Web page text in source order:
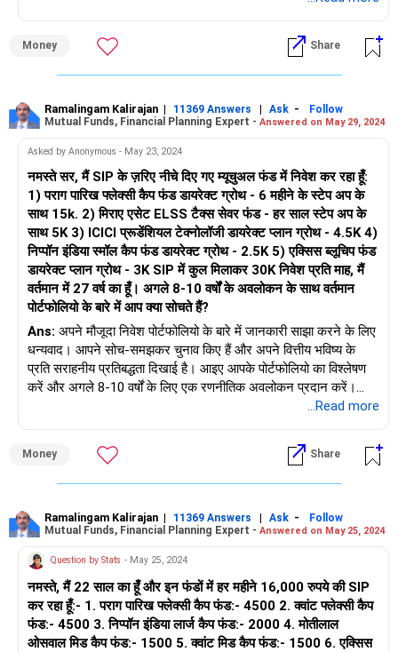
अपने वर्तमान म्यूचुअल फंड निवेश के प्रदर्शन की समीक्षा करना आवश्यक है कि
वे आपके वित्तीय लक्ष्यों और जोखिम सहनशीलता के अनुरूप हैं। फंड प्रदर्शन,
व्यय अनुपात, फंड मैनेजर ट्रैक रिकॉर्ड और पोर्टफोलियो विविधीकरण जैसे
ईएलएसएस फंड: ईएलएसएस (इक्विटी लिंक्ड सेविंग स्कीम) फंड दीर्घकालिक
पूंजी प्रशंसा की संभावना के साथ-साथ आयकर अधिनियम की धारा 80 सी के
तहत कर लाभ प्रदान करते हैं। चूंकि आप कई ईएलएसएस फंडों में निवेश कर
रहे हैं, इसलिए सुनिश्चित करें कि उनके प्रदर्शन का लगातार ट्रैक रिकॉर्ड हो
और उनका प्रबंधन अनुभवी फंड मैनेजरों द्वारा किया जाए।
सेक्टोरल फंड: आदित्य बिड़ला सन लाइफ डिजिटल इंडिया फंड और
आईसीआईसीआई प्रूडेंशियल टेक्नोलॉजी फंड जैसे फंड विशिष्ट क्षेत्रों
(डिजिटल/प्रौद्योगिकी) में निवेश करते हैं। हालांकि ये फंड उच्च विकास क्षमता
प्रदान कर सकते हैं, लेकिन सेक्टर-विशिष्ट अस्थिरता के कारण इनमें जोखिम
भी अधिक होता है। इन फंडों की बारीकी से निगरानी करना सुनिश्चित करें और
रिटर्न में उतार-चढ़ाव के लिए तैयार रहें।
स्मॉल कैप फंड: निप्पॉन इंडिया स्मॉल कैप फंड स्मॉल-कैप शेयरों में निवेश करता
है, जिनमें उच्च रिटर्न की क्षमता होती है लेकिन ये अधिक अस्थिर भी होते हैं।
स्मॉल-कैप फंडों से जुड़े जोखिम को देखते हुए, सुनिश्चित करें कि वे आपकी
भविष्य में एसआईपी में वृद्धि: समय के साथ धन संचय में तेजी लाने के लिए अपनी
एसआईपी राशि को बढ़ाना एक विवेकपूर्ण कदम है। नए फंड जोड़ने या मौजूदा
जोखिम जोखिम का आकलन करें।
नए फंड पर विचार: पराग पारिख फ्लेक्सी कैप फंड विभिन्न मार्केट कैप और
क्षेत्रों में अपने विविध निवेश दृष्टिकोण के लिए जाना जाता है, जो इसे
दीर्घकालिक धन सृजन के लिए उपयुक्त बनाता है। क्वांट स्मॉल कैप फंड
स्मॉल-कैप शेयरों पर ध्यान केंद्रित करता है और आपके मौजूदा स्मॉल-कैप
आवंटन को पूरक कर सकता है।
Money Share
Ramalingam Kalirajan | 11369 Answers | Ask -
Follow
Mutual Funds, Financial Planning Expert - Answered on May 29, 2024
Asked by Anonymous - May 23, 2024
नमस्ते सर, मैं SIP के ज़रिए नीचे दिए गए म्यूचुअल फंड में निवेश कर रहा हूँ:
1) पराग पारिख फ्लेक्सी कैप फंड डायरेक्ट ग्रोथ - 6 महीने के स्टेप अप के
साथ 15k. 2) मिराए एसेट ELSS टैक्स सेवर फंड - हर साल स्टेप अप के
साथ 5K 3) ICICI प्रूडेंशियल टेक्नोलॉजी डायरेक्ट प्लान ग्रोथ - 4.5K 4)
निप्पॉन इंडिया स्मॉल कैप फंड डायरेक्ट ग्रोथ - 2.5K 5) एक्सिस ब्लूचिप फंड
डायरेक्ट प्लान ग्रोथ - 3K SIP में कुल मिलाकर 30K निवेश प्रति माह, मैं
वर्तमान में 27 वर्ष का हूँ। अगले 8-10 वर्षों के अवलोकन के साथ वर्तमान
पोर्टफोलियो के बारे में आप क्या सोचते हैं?
Ans: अपने मौजूदा निवेश पोर्टफोलियो के बारे में जानकारी साझा करने के लिए
धन्यवाद। आपने सोच-समझकर चुनाव किए हैं और अपने वित्तीय भविष्य के
प्रति सराहनीय प्रतिबद्धता दिखाई है। आइए आपके पोर्टफोलियो का विश्लेषण
करें और अगले 8-10 वर्षों के लिए एक रणनीतिक अवलोकन प्रदान करें।
आप पाँच म्यूचुअल फंड में हर महीने 30,000 रुपये का निवेश कर रहे हैं। यह
विविधीकरण लाभदायक है और धन निर्माण के लिए एक सक्रिय दृष्टिकोण
दर्शाता है। प्रत्येक फंड एक अद्वितीय उद्देश्य प्रदान करता है, जो एक संतुलित
पोर्टफोलियो घटक और उनकी भूमिकाएँ
1. फ्लेक्सी कैप फंड
फ्लेक्सी कैप फंड बाजार पूंजीकरण में निवेश करते हैं, लचीलापन प्रदान करते
हैं। यह फंड विकास क्षमता प्रदान करता है और विविधीकरण के माध्यम से
जोखिम को कम करता है। हर छह महीने में अपने निवेश को बढ़ाना एक
अनुशासित दृष्टिकोण दिखाता है।
...Read more
Money Share
Ramalingam Kalirajan | 11369 Answers | Ask -
Follow
Mutual Funds, Financial Planning Expert - Answered on May 25, 2024
Question by Stats - May 25, 2024
नमस्ते, मैं 22 साल का हूँ और इन फंडों में हर महीने 16,000 रुपये की SIP
कर रहा हूँ:- 1. पराग पारिख फ्लेक्सी कैप फंड:- 4500 2. क्वांट फ्लेक्सी कैप
फंड:- 4500 3. निप्पॉन इंडिया लार्ज कैप फंड:- 2000 4. मोतीलाल
ओसवाल मिड कैप फंड:- 1500 5. क्वांट मिड कैप फंड:- 1500 6. एक्सिस